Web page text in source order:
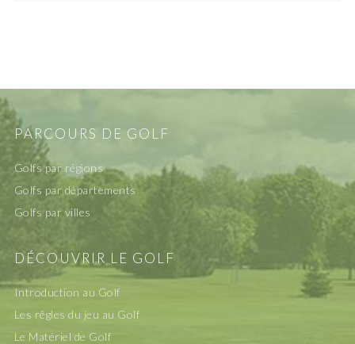
PARCOURS DE GOLF
Golfs par régions
Golfs par départements
Golfs par villes
DÉCOUVRIR LE GOLF
Introduction au Golf
Les rêgles du jeu au Golf
Le Matériel de Golf